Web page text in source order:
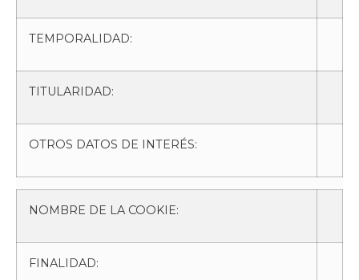
TEMPORALIDAD:
TITULARIDAD:
OTROS DATOS DE INTERÉS:
NOMBRE DE LA COOKIE:
FINALIDAD: